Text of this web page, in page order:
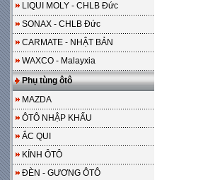
LIQUI MOLY - CHLB Đức
SONAX - CHLB Đức
CARMATE - NHẬT BẢN
WAXCO - Malayxia
Phụ tùng ôtô
MAZDA
ÔTÔ NHẬP KHẨU
ẮC QUI
KÍNH ÔTÔ
ĐÈN - GƯƠNG ÔTÔ